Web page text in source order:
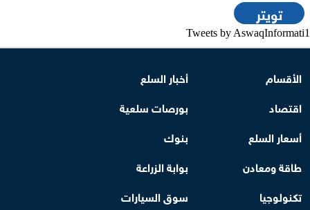
تويتر
Tweets by AswaqInformati1
الأقسام
أخبار السلع
اقتصاد
بورصات سلعية
أسعار السلع
بنوك
طاقة ومعادن
بوابة الزراعة
تكنولوجيا
سوق السيارات